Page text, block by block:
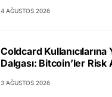
4 AĞUSTOS 2026
Coldcard Kullanıcılarına
Dalgası: Bitcoin’ler Risk
3 AĞUSTOS 2026